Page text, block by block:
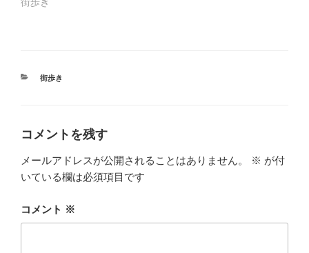
カ
街歩き
コメントを残す
メールアドレスが公開されることはありません。 ※ が付
いている欄は必須項目です
コメント ※